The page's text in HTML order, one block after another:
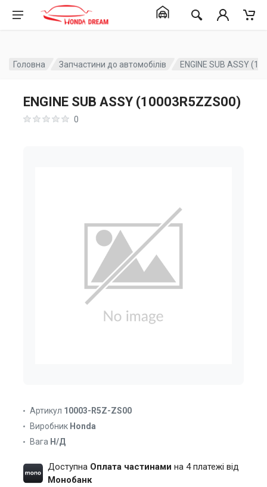
Головна Запчастини до автомобілів ENGINE SUB ASSY
ENGINE SUB ASSY (10003R5ZZS00)
0
Артикул 10003-R5Z-ZS00
Виробник Honda
Вага Н/Д
Доступна Оплата частинами на 4 платежі від
Монобанк